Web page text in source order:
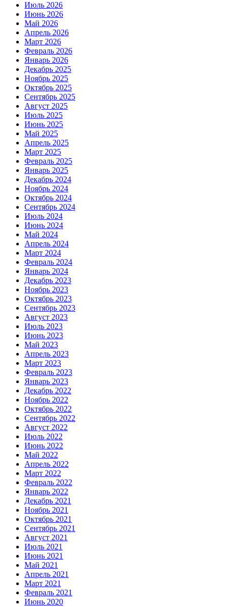
Июль 2026
Июнь 2026
Май 2026
Апрель 2026
Март 2026
Февраль 2026
Январь 2026
Декабрь 2025
Ноябрь 2025
Октябрь 2025
Сентябрь 2025
Август 2025
Июль 2025
Июнь 2025
Май 2025
Апрель 2025
Март 2025
Февраль 2025
Январь 2025
Декабрь 2024
Ноябрь 2024
Октябрь 2024
Сентябрь 2024
Июль 2024
Июнь 2024
Май 2024
Апрель 2024
Март 2024
Февраль 2024
Январь 2024
Декабрь 2023
Ноябрь 2023
Октябрь 2023
Сентябрь 2023
Август 2023
Июль 2023
Июнь 2023
Май 2023
Апрель 2023
Март 2023
Февраль 2023
Январь 2023
Декабрь 2022
Ноябрь 2022
Октябрь 2022
Сентябрь 2022
Август 2022
Июль 2022
Июнь 2022
Май 2022
Апрель 2022
Март 2022
Февраль 2022
Январь 2022
Декабрь 2021
Ноябрь 2021
Октябрь 2021
Сентябрь 2021
Август 2021
Июль 2021
Июнь 2021
Май 2021
Апрель 2021
Март 2021
Февраль 2021
Июнь 2020